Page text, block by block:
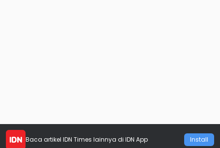
Baca artikel IDN Times lainnya di IDN App Install